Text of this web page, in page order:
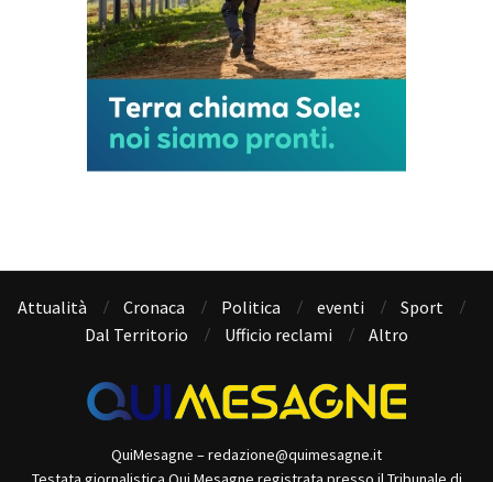
Attualità Cronaca Politica eventi
Sport
Dal Territorio
Ufficio reclami Altro
QuiMesagne – redazione@quimesagne.it